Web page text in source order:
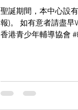
聖誕期間，本中心設
報)。 如有意者請盡早
香港青少年輔導協會